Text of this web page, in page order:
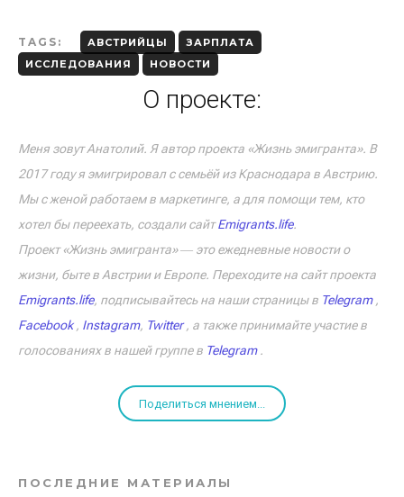
TAGS: АВСТРИЙЦЫ
ЗАРПЛАТА
ИССЛЕДОВАНИЯ
НОВОСТИ
О проекте:
Меня зовут Анатолий. Я автор проекта «Жизнь эмигранта». В
2017 году я эмигрировал с семьёй из Краснодара в Австрию.
Мы с женой работаем в маркетинге, а для помощи тем, кто
хотел бы переехать, создали сайтEmigrants.life.
Проект «Жизнь эмигранта» ― это ежедневные новости о
жизни, быте в Австрии и Европе. Переходите на сайт проекта
Emigrants.life, подписывайтесь на наши страницы в Telegram,
Facebook, Instagram, Twitter, а также принимайте участие в
голосованиях в нашей группе в Telegram.
Поделиться мнением...
ПОСЛЕДНИЕ МАТЕРИАЛЫ